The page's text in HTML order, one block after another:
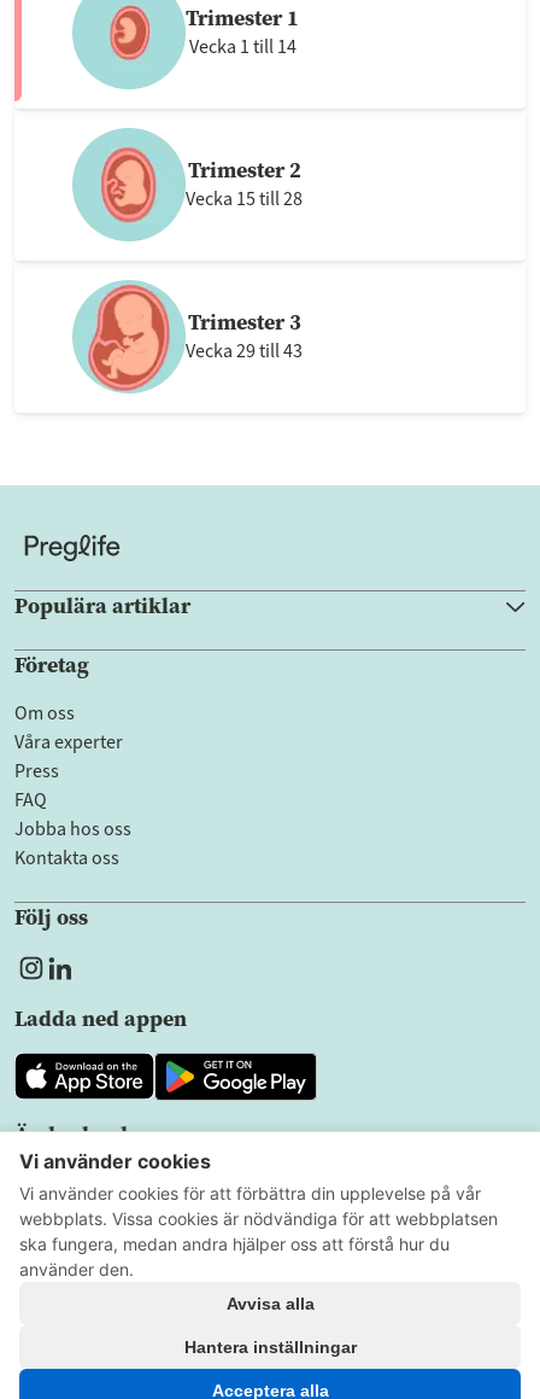
Trimester 1
Vecka 1 till 14
Trimester 2
Vecka 15 till 28
Trimester 3
Vecka 29 till 43
Populära artiklar
Företag
Om oss
Våra experter
Press
FAQ
Jobba hos oss
Kontakta oss
Följ oss
Ladda ned appen
Ändra land
SV
Användarvillkor
Alla rättigheter förbehållna Copyright © 2026